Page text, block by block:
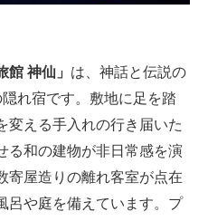
館 神仙」 は、神話と伝説の
れ宿です。敷地に足を踏
変える手入れの行き届いた
る和の建物が非日常感を演
寄屋造りの離れ客室が点在
呂や庭を備えています。プ